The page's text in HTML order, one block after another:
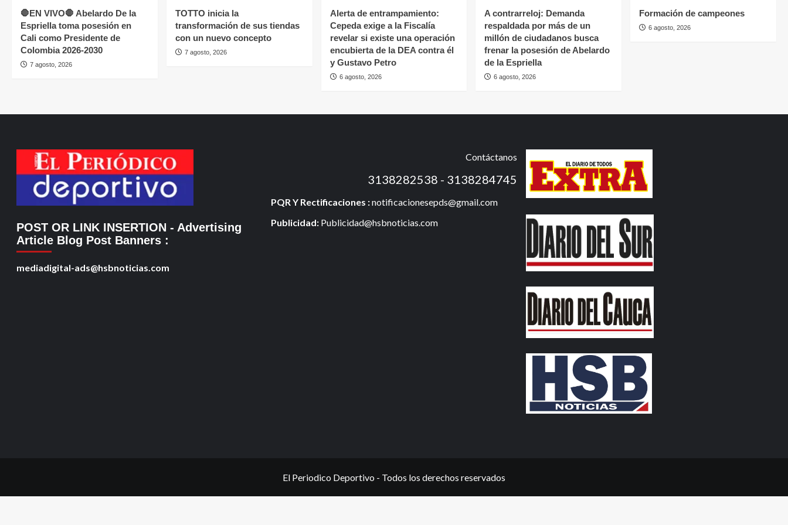
🛑EN VIVO🛑 Abelardo De la
Espriella toma posesión en
Cali como Presidente de
Colombia 2026-2030
7 agosto, 2026
TOTTO inicia la
transformación de sus tiendas
con un nuevo concepto
7 agosto, 2026
Alerta de entrampamiento:
Cepeda exige a la Fiscalía
revelar si existe una operación
encubierta de la DEA contra él
y Gustavo Petro
6 agosto, 2026
A contrarreloj: Demanda
respaldada por más de un
millón de ciudadanos busca
frenar la posesión de Abelardo
de la Espriella
6 agosto, 2026
Formación de campeones
6 agosto, 2026
POST OR LINK INSERTION - Advertising
Article Blog Post Banners :
mediadigital-ads@hsbnoticias.com
Contáctanos
3138282538 - 3138284745
PQR Y Rectificaciones :notificacionesepds@gmail.com
Publicidad: Publicidad@hsbnoticias.com